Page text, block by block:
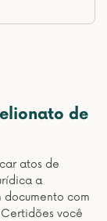
de
atos de
a
documento com
você